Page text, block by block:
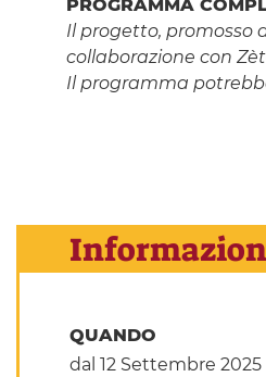
PROGRAMMA
Il progetto, promosso
collaborazione con
Il programma
QUANDO
dal 12 Settembre 2025